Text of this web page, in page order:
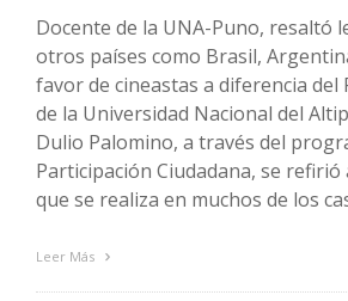
Docente de la UNA-Puno, resaltó
otros países como Brasil,
favor de cineastas a diferencia del
de la Universidad Nacional del
Dulio Palomino, a través del
Participación Ciudadana, se refirió
que se realiza en muchos de los
Leer Más